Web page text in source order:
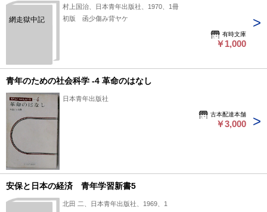
網走獄中記
村上国治、日本青年出版社、1970、1冊
初版 函少傷み背ヤケ
有時文庫
￥1,000
青年のための社会科学 -4 革命のはなし
日本青年出版社
古本配達本舗
￥3,000
安保と日本の経済 青年学習新書5
北田 二、日本青年出版社、1969、1